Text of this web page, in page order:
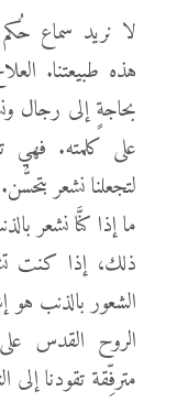
لا نريد سماع
هذه طبيعتنا.
بحاجةٍ إلى رجال
على كلمته. فهي
لتجعلنا نشعر
ما إذا كنَّا نشعر
ذلك، إذا كنت
الشعور بالذنب
الروح القدس
مترفِّقة تقودنا